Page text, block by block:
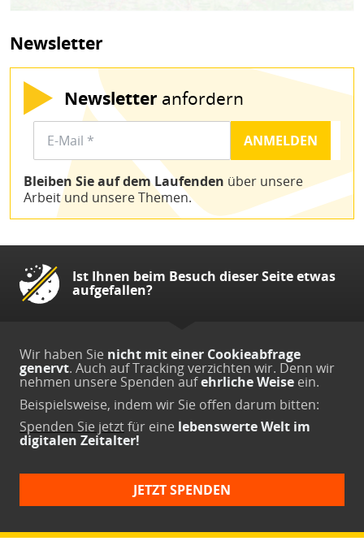
Newsletter
Newsletter anfordern
Bleiben Sie auf dem Laufenden über unsere
Arbeit und unsere Themen.
Ist Ihnen beim Besuch dieser Seite etwas
aufgefallen?
Wir haben Sie nicht mit einer Cookieabfrage
genervt. Auch auf Tracking verzichten wir. Denn wir
nehmen unsere Spenden aufehrliche Weise ein.
Beispielsweise, indem wir Sie offen darum bitten:
Spenden Sie jetztfür eine lebenswerte Welt im
digitalen Zeitalter!
JETZT SPENDEN